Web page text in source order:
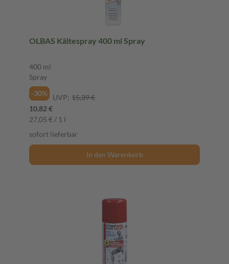
OLBAS Kältespray 400 ml Spray
400 ml
Spray
-30%
UVP: 15,39 €
10,82 €
27,05 € / 1 l
sofort lieferbar
In den Warenkorb